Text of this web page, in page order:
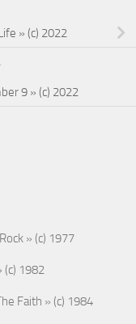
» (c) 2022
9 » (c) 2022
» (c) 1977
(c) 1982
Faith » (c) 1984